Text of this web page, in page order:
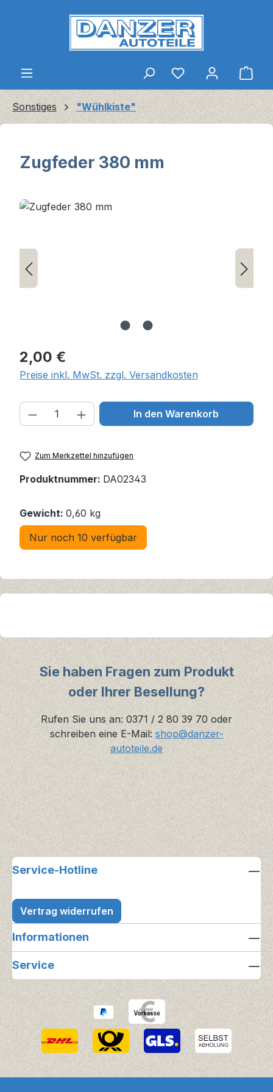
Zum Hauptinhalt springen
Sonstiges "Wühlkiste"
Zugfeder 380 mm
Bildergalerie überspringen
Regulärer Preis:
2,00 €
Preise inkl. MwSt. zzgl. Versandkosten
Produkt Anzahl: Gib den
In den Warenkorb
Zum Merkzettel hinzufügen
Produktnummer: DA02343
Gewicht: 0,60 kg
Nur noch 10 verfügbar
Sie haben Fragen zum Produkt
oder Ihrer Besellung?
Rufen Sie uns an: 0371 / 2 80 39 70 oder
schreiben eine E-Mail:shop@danzer-
autoteile.de
Service-Hotline
Vertrag widerrufen
Informationen
Service